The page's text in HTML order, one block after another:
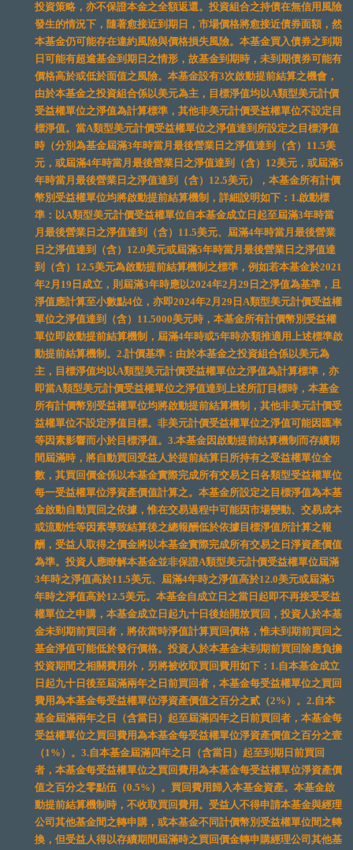
投資策略，亦不保證本金之全額返還。投資組合之持債在無信用風險
發生的情況下，隨著愈接近到期日，市場價格將愈接近債券面額，然
本基金仍可能存在違約風險與價格損失風險。本基金買入債券之到期
日可能有超逾基金到期日之情形，故基金到期時，未到期債券可能有
價格高於或低於面值之風險。本基金設有3次啟動提前結算之機會，
由於本基金之投資組合係以美元為主，目標淨值均以A類型美元計價
受益權單位之淨值為計算標準，其他非美元計價受益權單位不設定目
標淨值。當A類型美元計價受益權單位之淨值達到所設定之目標淨值
時（分別為基金屆滿3年時當月最後營業日之淨值達到（含）11.5美
元，或屆滿4年時當月最後營業日之淨值達到（含）12美元，或屆滿5
年時當月最後營業日之淨值達到（含）12.5美元），本基金所有計價
幣別受益權單位均將啟動提前結算機制，詳細說明如下：1.啟動標
準：以A類型美元計價受益權單位自本基金成立日起至屆滿3年時當
月最後營業日之淨值達到（含）11.5美元、屆滿4年時當月最後營業
日之淨值達到（含）12.0美元或屆滿5年時當月最後營業日之淨值達
到（含）12.5美元為啟動提前結算機制之標準，例如若本基金於2021
年2月19日成立，則屆滿3年時應以2024年2月29日之淨值為基準，且
淨值應計算至小數點4位，亦即2024年2月29日A類型美元計價受益權
單位之淨值達到（含）11.5000美元時，本基金所有計價幣別受益權
單位即啟動提前結算機制，屆滿4年時或5年時亦類推適用上述標準啟
動提前結算機制。2.計價基準：由於本基金之投資組合係以美元為
主，目標淨值均以A類型美元計價受益權單位之淨值為計算標準，亦
即當A類型美元計價受益權單位之淨值達到上述所訂目標時，本基金
所有計價幣別受益權單位均將啟動提前結算機制，其他非美元計價受
益權單位不設定淨值目標。非美元計價受益權單位之淨值可能因匯率
等因素影響而小於目標淨值。3.本基金因啟動提前結算機制而存續期
間屆滿時，將自動買回受益人於提前結算日所持有之受益權單位全
數，其買回價金係以本基金實際完成所有交易之日各類型受益權單位
每一受益權單位淨資產價值計算之。本基金所設定之目標淨值為本基
金啟動自動買回之依據，惟在交易過程中可能因市場變動、交易成本
或流動性等因素導致結算後之總報酬低於依據目標淨值所計算之報
酬，受益人取得之價金將以本基金實際完成所有交易之日淨資產價值
為準。投資人應瞭解本基金並非保證A類型美元計價受益權單位屆滿
3年時之淨值高於11.5美元、屆滿4年時之淨值高於12.0美元或屆滿5
年時之淨值高於12.5美元。本基金自成立日之當日起即不再接受受益
權單位之申購，本基金成立日起九十日後始開放買回，投資人於本基
金未到期前買回者，將依當時淨值計算買回價格，惟未到期前買回之
基金淨值可能低於發行價格。投資人於本基金未到期前買回除應負擔
投資期間之相關費用外，另將被收取買回費用如下：1.自本基金成立
日起九十日後至屆滿兩年之日前買回者，本基金每受益權單位之買回
費用為本基金每受益權單位淨資產價值之百分之貳（2%）。2.自本
基金屆滿兩年之日（含當日）起至屆滿四年之日前買回者，本基金每
受益權單位之買回費用為本基金每受益權單位淨資產價值之百分之壹
（1%）。3.自本基金屆滿四年之日（含當日）起至到期日前買回
者，本基金每受益權單位之買回費用為本基金每受益權單位淨資產價
值之百分之零點伍（0.5%）。買回費用歸入本基金資產。本基金啟
動提前結算機制時，不收取買回費用。受益人不得申請本基金與經理
公司其他基金間之轉申購，或本基金不同計價幣別受益權單位間之轉
換，但受益人得以存續期間屆滿時之買回價金轉申購經理公司其他基